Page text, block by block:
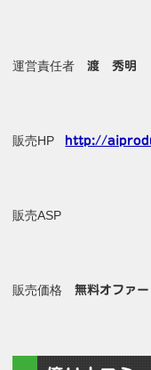
運営責任者渡 秀明
販売HP http://
販売ASP
販売価格無料オファー